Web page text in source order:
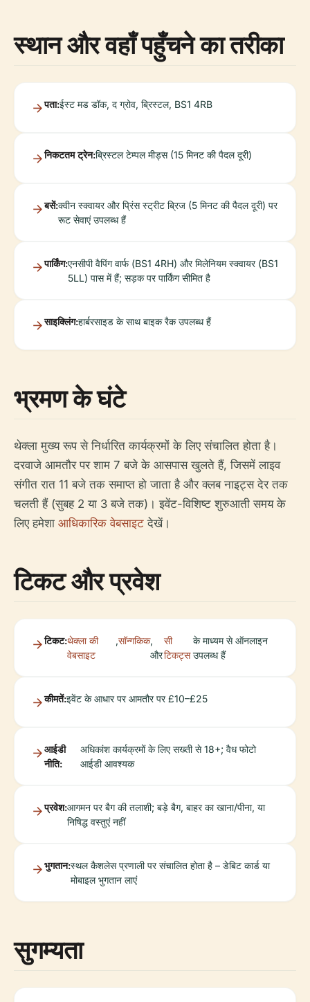
स्थान और वहाँ पहुँचने का तरीका
पता:ईस्ट मड डॉक, द ग्रोव, ब्रिस्टल, BS1 4RB
निकटतम ट्रेन:ब्रिस्टल टेम्पल मीड्स (15 मिनट की पैदल दूरी)
बसें:क्वीन स्क्वायर और प्रिंस स्ट्रीट ब्रिज (5 मिनट की पैदल दूरी) पर
रूट सेवाएं उपलब्ध हैं
पार्किंग:एनसीपी वैपिंग वार्फ (BS1 4RH) और मिलेनियम स्क्वायर (BS1
5LL) पास में हैं; सड़क पर पार्किंग सीमित है
साइक्लिंग:हार्बरसाइड के साथ बाइक रैक उपलब्ध हैं
भ्रमण के घंटे
थेक्ला मुख्य रूप से निर्धारित कार्यक्रमों के लिए संचालित होता है।
दरवाजे आमतौर पर शाम 7 बजे के आसपास खुलते हैं, जिसमें लाइव
संगीत रात 11 बजे तक समाप्त हो जाता है और क्लब नाइट्स देर तक
चलती हैं (सुबह 2 या 3 बजे तक)। इवेंट-विशिष्ट शुरुआती समय के
लिए हमेशा आधिकारिक वेबसाइट देखें।
टिकट और प्रवेश
टिकट:थेक्ला की
वेबसाइट
,सॉन्गकिक,
और
सी
टिकट्स
के माध्यम से ऑनलाइन
उपलब्ध हैं
कीमतें:इवेंट के आधार पर आमतौर पर £10–£25
आईडी
नीति:
अधिकांश कार्यक्रमों के लिए सख्ती से 18+; वैध फोटो
आईडी आवश्यक
प्रवेश:आगमन पर बैग की तलाशी; बड़े बैग, बाहर का खाना/पीना, या
निषिद्ध वस्तुएं नहीं
भुगतान:स्थल कैशलेस प्रणाली पर संचालित होता है – डेबिट कार्ड या
मोबाइल भुगतान लाएं
सुगम्यता